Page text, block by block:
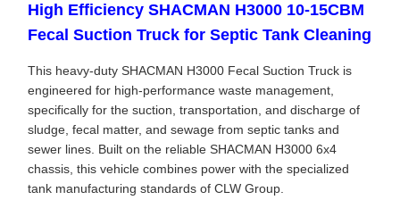
High Efficiency SHACMAN H3000 10-15CBM
Fecal Suction Truck for Septic Tank Cleaning
This heavy-duty SHACMAN H3000 Fecal Suction Truck is
engineered for high-performance waste management,
specifically for the suction, transportation, and discharge of
sludge, fecal matter, and sewage from septic tanks and
sewer lines. Built on the reliable SHACMAN H3000 6x4
chassis, this vehicle combines power with the specialized
tank manufacturing standards of CLW Group.